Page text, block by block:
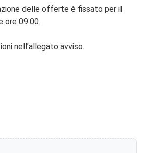
delle offerte è fissato per il
ore 09:00.
nell’allegato avviso.